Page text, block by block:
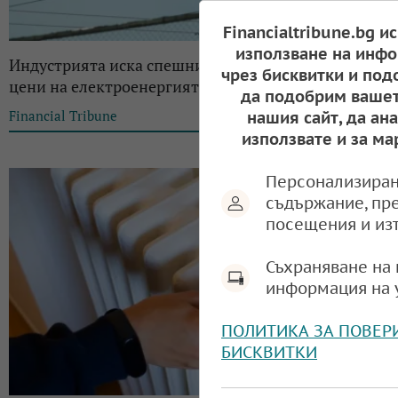
Индустрията иска спешни мерки срещу високите
цени на електроенергията
Financial Tribune 14:44, 23.03.2026
Financialtribune.bg
използване на
чрез бисквитки и
да подобрим
нашия сайт, да
използвате и за
съдържание,
посещения и
Съхраняване
информация на
ПОЛИТИКА ЗА
БИСКВИТКИ